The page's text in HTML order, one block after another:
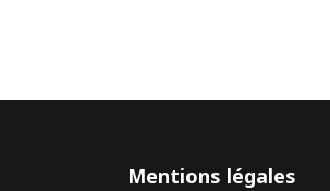
Mentions légales